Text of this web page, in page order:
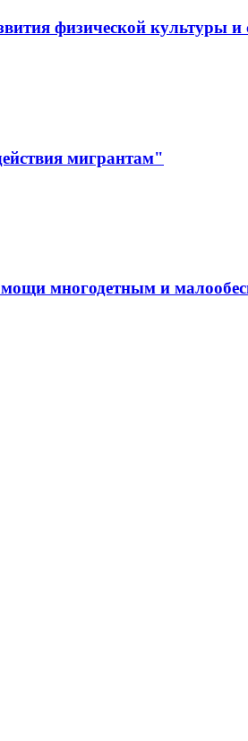
физической культуры и
мигрантам"
многодетным и